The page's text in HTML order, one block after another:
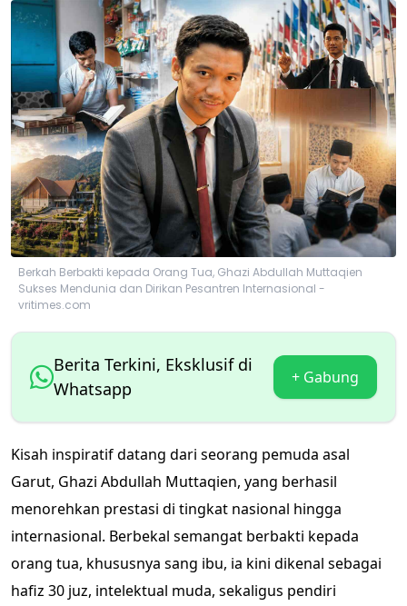
Berkah Berbakti kepada Orang Tua, Ghazi Abdullah Muttaqien
Sukses Mendunia dan Dirikan Pesantren Internasional -
vritimes.com
Berita Terkini, Eksklusif di
Whatsapp
+ Gabung
Kisah inspiratif datang dari seorang pemuda asal
Garut, Ghazi Abdullah Muttaqien, yang berhasil
menorehkan prestasi di tingkat nasional hingga
internasional. Berbekal semangat berbakti kepada
orang tua, khususnya sang ibu, ia kini dikenal sebagai
hafiz 30 juz, intelektual muda, sekaligus pendiri